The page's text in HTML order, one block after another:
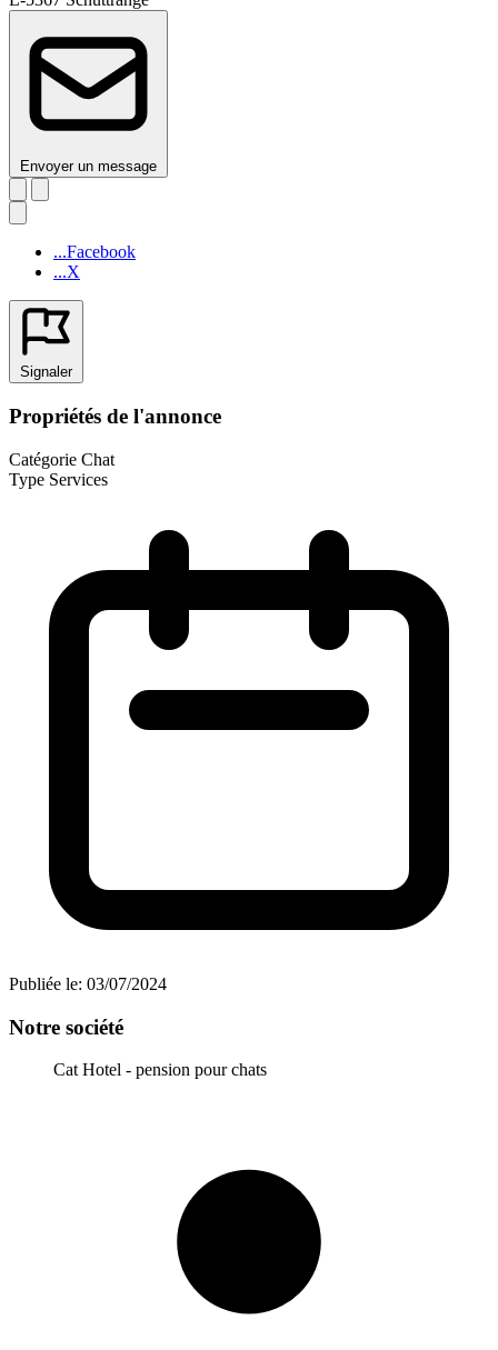
Envoyer un message
...Facebook
...X
Signaler
Propriétés de l'annonce
Catégorie Chat
Type Services
Publiée le: 03/07/2024
Notre société
Cat Hotel - pension pour chats